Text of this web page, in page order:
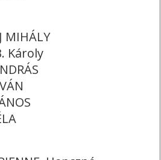
MIHÁLY
Károly